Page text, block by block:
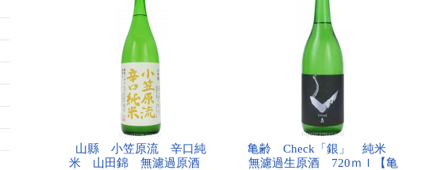
山縣 小笠原流 辛口純
米 山田錦 無濾過原酒
亀齢 Check「銀」 純米
無濾過生原酒 720ｍｌ【亀